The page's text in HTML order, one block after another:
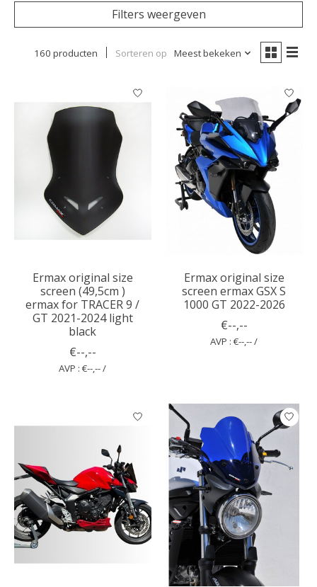
Filters weergeven
160 producten Sorteren op Meest bekeken
Ermax original size
screen (49,5cm )
ermax for TRACER 9 /
GT 2021-2024 light
black
€--,--
AVP : €--,-- /
Ermax original size
screen ermax GSX S
1000 GT 2022-2026
€--,--
AVP : €--,-- /